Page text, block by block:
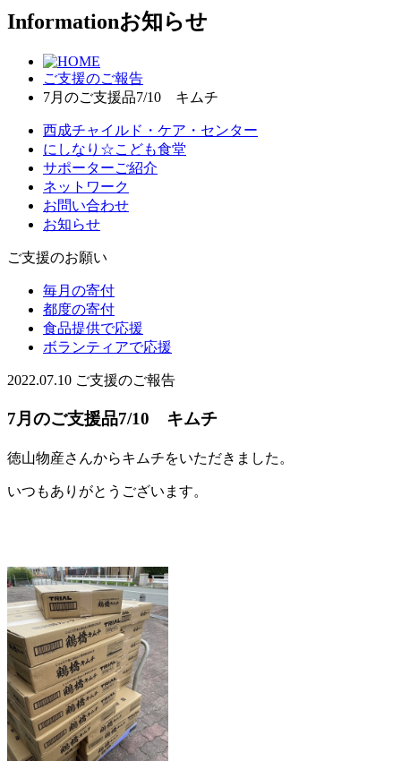
Informationお知らせ
ご支援のご報告
7月のご支援品7/10 キムチ
西成チャイルド・ケア・センター
にしなり☆こども食堂
サポーターご紹介
ネットワーク
お問い合わせ
お知らせ
ご支援のお願い
毎月の寄付
都度の寄付
食品提供で応援
ボランティアで応援
2022.07.10 ご支援のご報告
7月のご支援品7/10 キムチ
徳山物産さんからキムチをいただきました。
いつもありがとうございます。